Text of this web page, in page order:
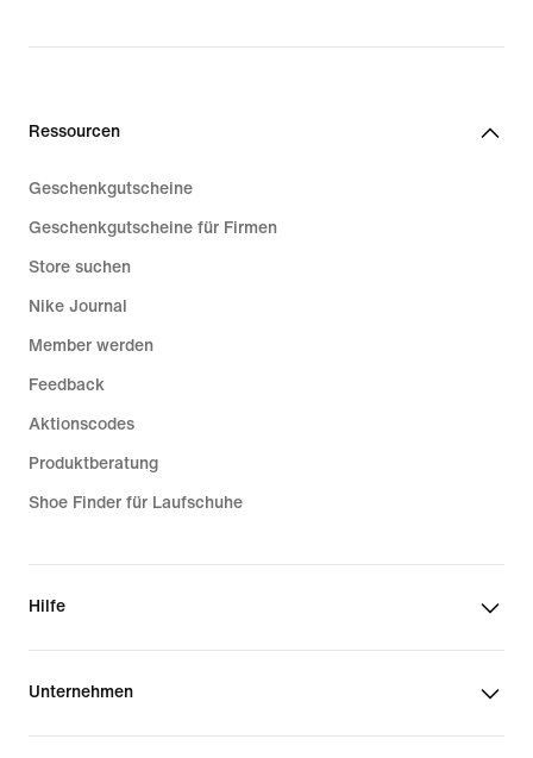
Ressourcen
Geschenkgutscheine
Geschenkgutscheine für Firmen
Store suchen
Nike Journal
Member werden
Feedback
Aktionscodes
Produktberatung
Shoe Finder für Laufschuhe
Hilfe
Unternehmen